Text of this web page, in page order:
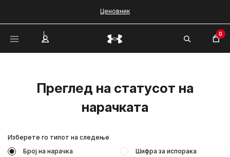
Ценовник
0
Преглед на статусот на
нарачката
Изберете го типот на следење
Број на нарачка
Шифра за испорака